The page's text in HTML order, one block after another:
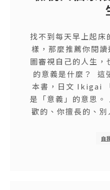
找不到每天早上起床
樣，那麼推薦你閱
圖審視自己的人生，
的意義是什麼？
本書，日文 Ikigai
是「意義」的意思。
歡的、你擅長的、
自